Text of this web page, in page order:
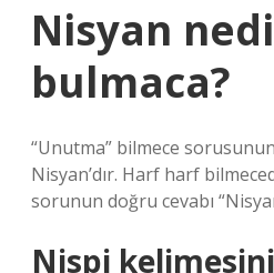
Nisyan
bulmaca?
“Unutma” bilmece
Nisyan’dır. Harf harf
sorunun doğru cevabı
Nispi